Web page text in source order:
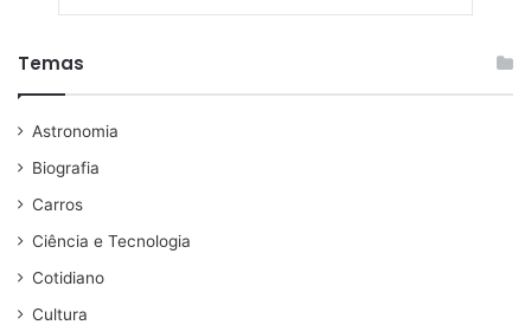
Temas
Astronomia
Biografia
Carros
Ciência e Tecnologia
Cotidiano
Cultura